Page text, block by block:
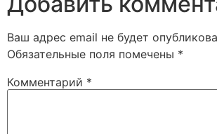
Ваш адрес email не будет
Обязательные поля помечены *
Комментарий *